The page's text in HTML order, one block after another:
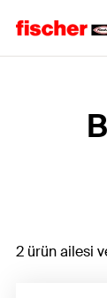
2 ürün ailesi